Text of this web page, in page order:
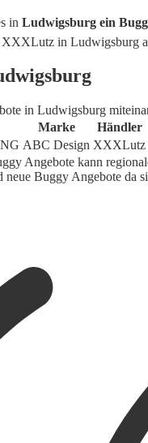
in Ludwigsburg ein
in Ludwigsburg
in Ludwigsburg
Marke Händler
ABC Design XXXLutz
Angebote kann
neue Buggy Angebote da